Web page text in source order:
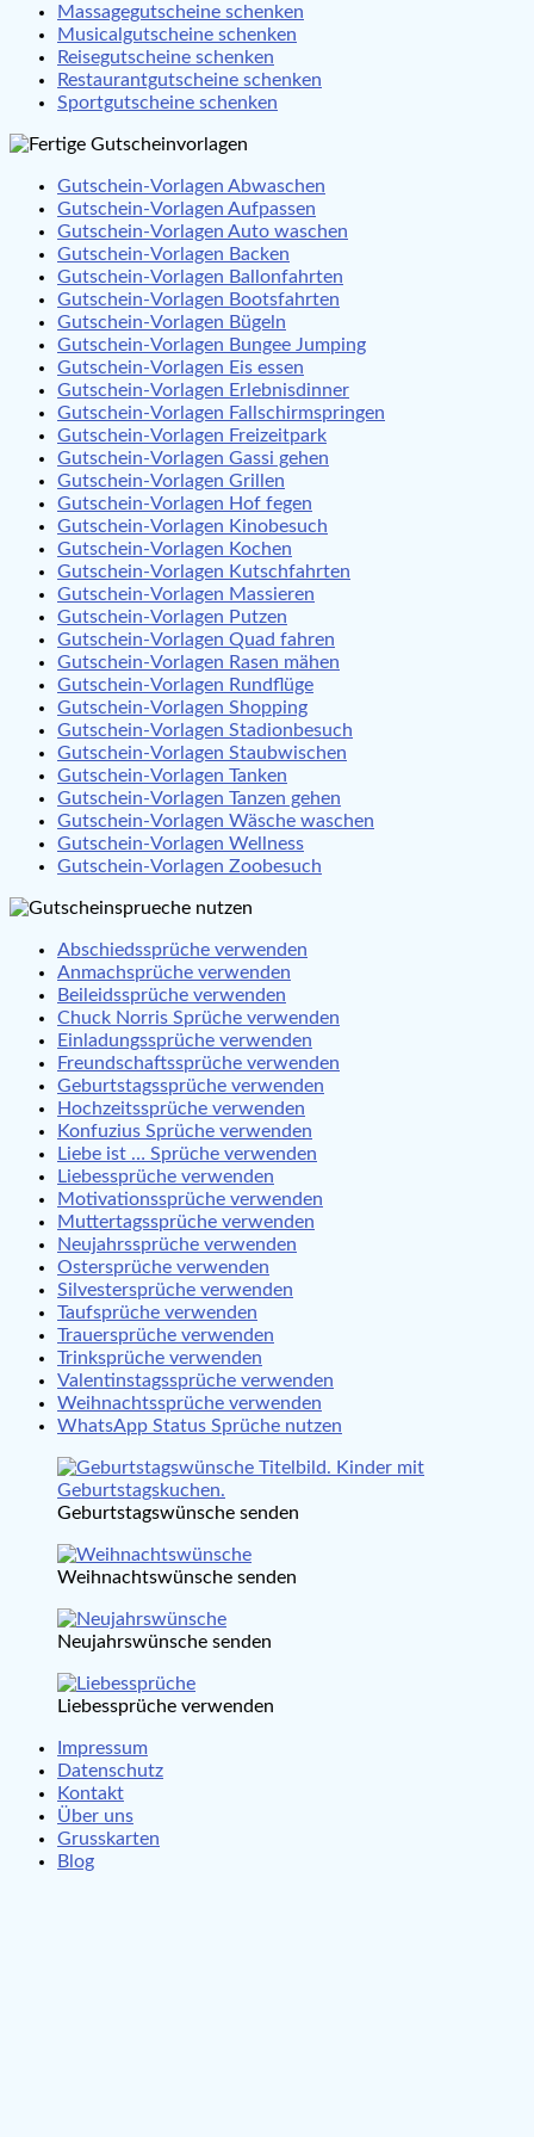
Massagegutscheine schenken
Musicalgutscheine schenken
Reisegutscheine schenken
Restaurantgutscheine schenken
Sportgutscheine schenken
Gutschein-Vorlagen Abwaschen
Gutschein-Vorlagen Aufpassen
Gutschein-Vorlagen Auto waschen
Gutschein-Vorlagen Backen
Gutschein-Vorlagen Ballonfahrten
Gutschein-Vorlagen Bootsfahrten
Gutschein-Vorlagen Bügeln
Gutschein-Vorlagen Bungee Jumping
Gutschein-Vorlagen Eis essen
Gutschein-Vorlagen Erlebnisdinner
Gutschein-Vorlagen Fallschirmspringen
Gutschein-Vorlagen Freizeitpark
Gutschein-Vorlagen Gassi gehen
Gutschein-Vorlagen Grillen
Gutschein-Vorlagen Hof fegen
Gutschein-Vorlagen Kinobesuch
Gutschein-Vorlagen Kochen
Gutschein-Vorlagen Kutschfahrten
Gutschein-Vorlagen Massieren
Gutschein-Vorlagen Putzen
Gutschein-Vorlagen Quad fahren
Gutschein-Vorlagen Rasen mähen
Gutschein-Vorlagen Rundflüge
Gutschein-Vorlagen Shopping
Gutschein-Vorlagen Stadionbesuch
Gutschein-Vorlagen Staubwischen
Gutschein-Vorlagen Tanken
Gutschein-Vorlagen Tanzen gehen
Gutschein-Vorlagen Wäsche waschen
Gutschein-Vorlagen Wellness
Gutschein-Vorlagen Zoobesuch
Abschiedssprüche verwenden
Anmachsprüche verwenden
Beileidssprüche verwenden
Chuck Norris Sprüche verwenden
Einladungssprüche verwenden
Freundschaftssprüche verwenden
Geburtstagssprüche verwenden
Hochzeitssprüche verwenden
Konfuzius Sprüche verwenden
Liebe ist … Sprüche verwenden
Liebessprüche verwenden
Motivationssprüche verwenden
Muttertagssprüche verwenden
Neujahrssprüche verwenden
Ostersprüche verwenden
Silvestersprüche verwenden
Taufsprüche verwenden
Trauersprüche verwenden
Trinksprüche verwenden
Valentinstagssprüche verwenden
Weihnachtssprüche verwenden
WhatsApp Status Sprüche nutzen
Geburtstagswünsche senden
Weihnachtswünsche senden
Neujahrswünsche senden
Liebessprüche verwenden
Impressum
Datenschutz
Kontakt
Über uns
Grusskarten
Blog